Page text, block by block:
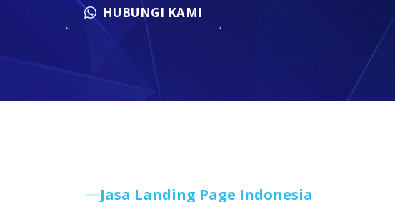
HUBUNGI KAMI
Jasa Landing Page Indonesia